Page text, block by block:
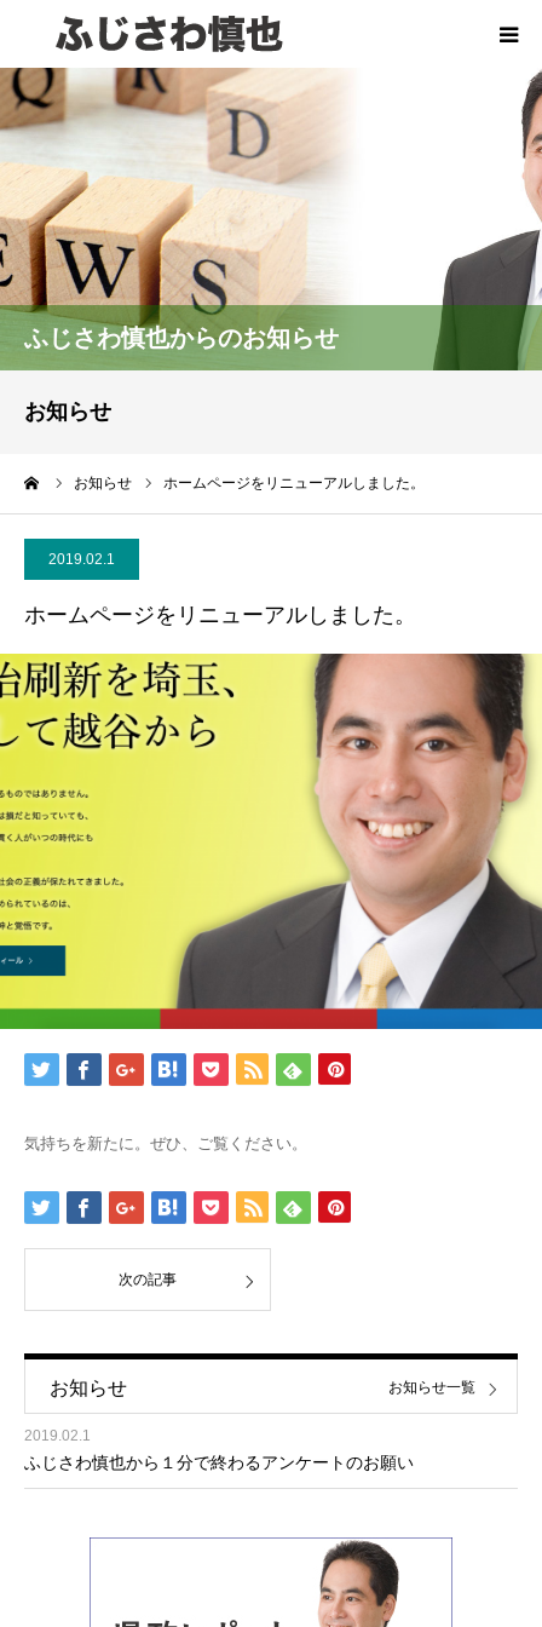
ふじさわ慎也からのお知らせ
お知らせ
お知らせ ホームページをリニューアルしました。
2019.02.1
ホームページをリニューアルしました。
気持ちを新たに。ぜひ、ご覧ください。
次の記事
お知らせ
2019.02.1
ふじさわ慎也から１分で終わるアンケートのお願い
お知らせ一覧
HOME
プロフィール
レポート
活動実績